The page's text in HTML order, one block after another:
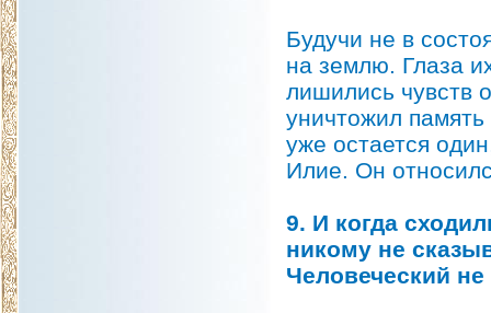
Будучи не в
на землю. Глаза
лишились чувств
уничтожил
уже остается
Илие. Он
9. И когда
никому не
Человеческий